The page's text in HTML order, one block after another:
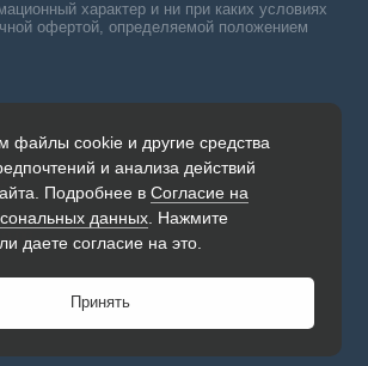
файлы cookie и другие средства
и анализа действий
Подробнее в Согласие на
данных . Нажмите
даете согласие на это.
Принять
характер и ни при каких условиях
офертой, определяемой положением